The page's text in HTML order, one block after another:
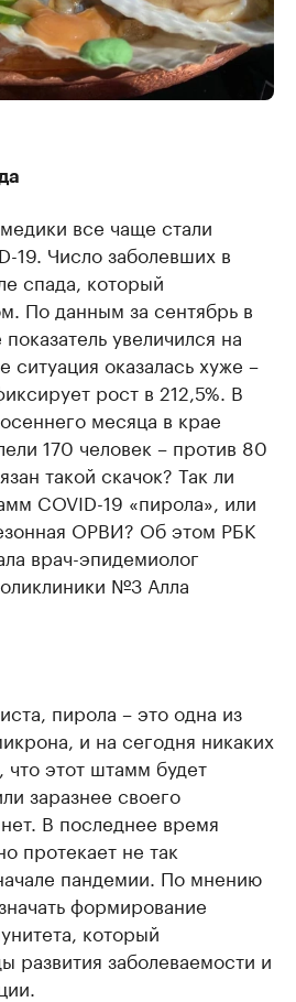
все чаще стали
19. Число заболевших в
спада, который
По данным за сентябрь в
увеличился на
оказалась хуже –
рост в 212,5%. В
месяца в крае
170 человек – против 80
такой скачок? Так ли
COVID-19 «пирола», или
ОРВИ? Об этом РБК
врач-эпидемиолог
№3 Алла
пирола – это одна из
и на сегодня никаких
что этот штамм будет
заразнее своего
В последнее время
протекает не так
пандемии. По мнению
формирование
который
развития заболеваемости и